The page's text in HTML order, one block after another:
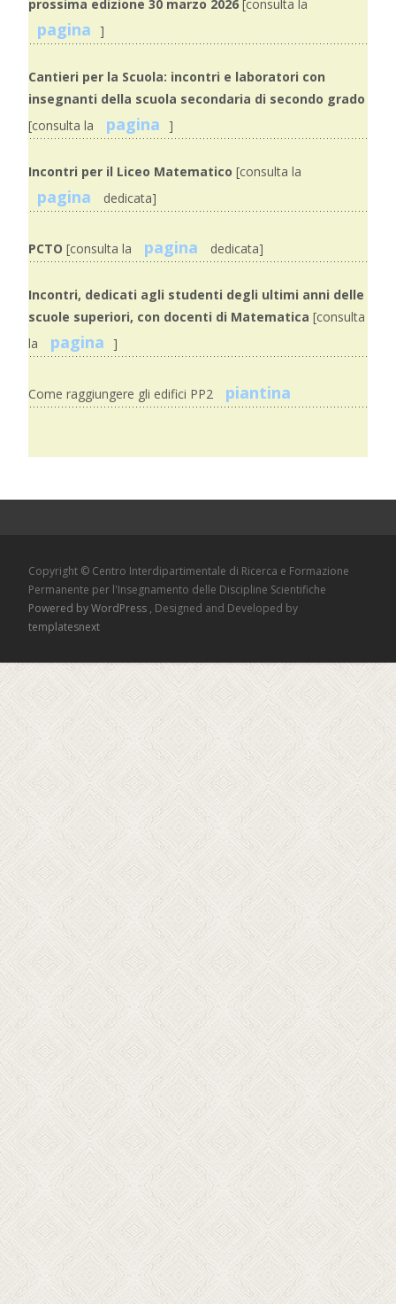
prossima edizione 30 marzo 2026 [consulta la
pagina ]
Cantieri per la Scuola: incontri e laboratori con
insegnanti della scuola secondaria di secondo grado
[consulta la
pagina ]
Incontri per il Liceo Matematico [consulta la
pagina dedicata]
PCTO [consulta la pagina dedicata]
Incontri, dedicati agli studenti degli ultimi anni delle
scuole superiori, con docenti di Matematica [consulta
la
pagina ]
Come raggiungere gli edifici PP2 piantina
Copyright © Centro Interdipartimentale di Ricerca e Formazione
Permanente per l'Insegnamento delle Discipline Scientifiche
Powered by WordPress , Designed and Developed by
templatesnext